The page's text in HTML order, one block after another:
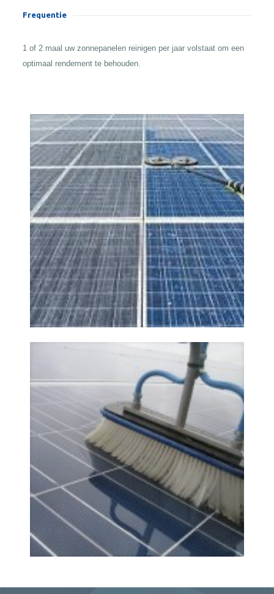
Frequentie
1 of 2 maal uw zonnepanelen reinigen per jaar volstaat om een
optimaal rendement te behouden.